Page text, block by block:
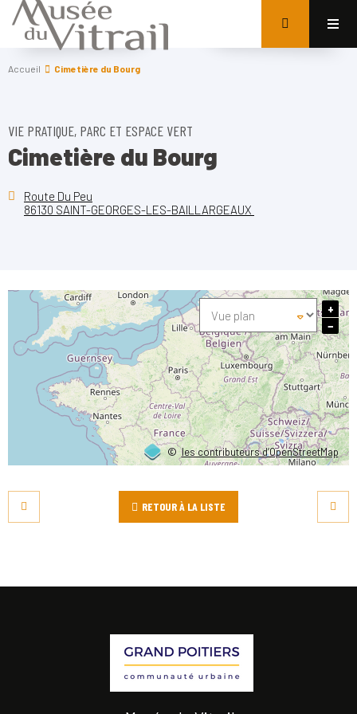
Accueil Cimetière du Bourg
VIE PRATIQUE, PARC ET ESPACE VERT
Cimetière du Bourg
Route Du Peu
86130 SAINT-GEORGES-LES-BAILLARGEAUX
©les contributeurs d’OpenStreetMap
+
−
RETOUR À LA LISTE